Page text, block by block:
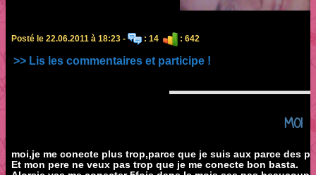
Posté le 22.06.2011 à 18:23 - : 14 : 642
>> Lis les commentaires et participe !
MOI
moi,je me conecte plus trop,parce que je suis aux parce des
Et mon pere ne veux pas trop que je me conecte bon basta.